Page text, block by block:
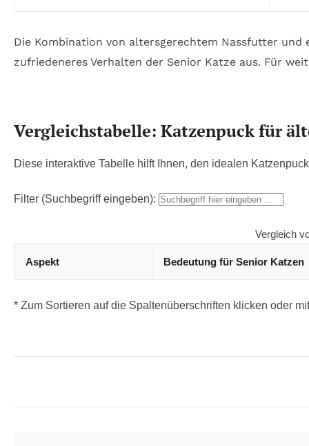
Die Kombination von altersgerechtem Nassfutter
zufriedeneres Verhalten der Senior Katze aus. Für
Vergleichstabelle: Katzenpuck für
Diese interaktive Tabelle hilft Ihnen, den idealen
Filter (Suchbegriff eingeben):
Vergleich
Aspekt Bedeutung für Senior Katzen
* Zum Sortieren auf die Spaltenüberschriften klicken oder